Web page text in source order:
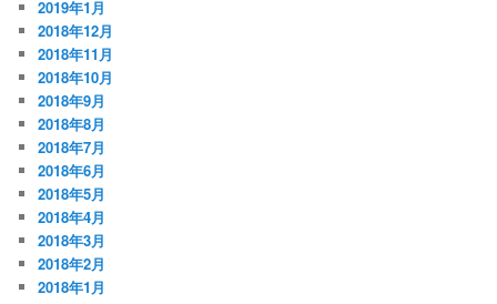
2019年1月
2018年12月
2018年11月
2018年10月
2018年9月
2018年8月
2018年7月
2018年6月
2018年5月
2018年4月
2018年3月
2018年2月
2018年1月